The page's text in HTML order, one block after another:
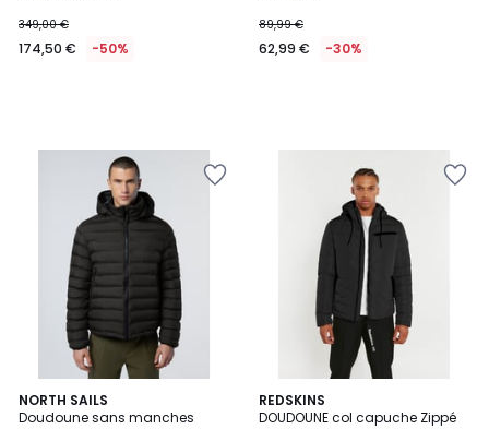
349,00 €
174,50 € -50%
89,99 €
62,99 € -30%
NORTH SAILS
Doudoune sans manches
REDSKINS
DOUDOUNE col capuche Zippé